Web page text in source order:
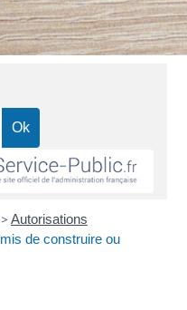
> Autorisations
de construire ou